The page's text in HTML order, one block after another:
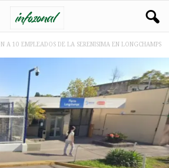
A 10 EMPLEADOS DE LA SERENISIMA EN LONGCHAMPS